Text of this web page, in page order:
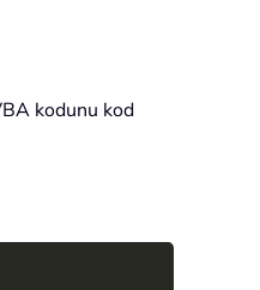
kodunu kod